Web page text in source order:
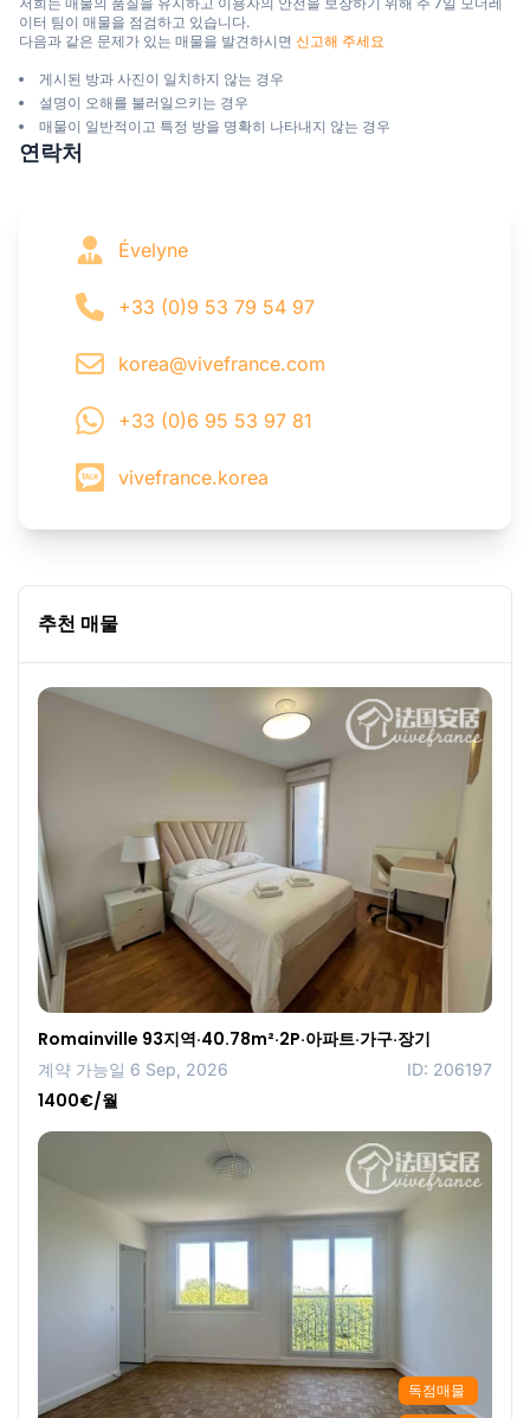
이터 팀이 매물을 점검하고 있습니다.
다음과 같은 문제가 있는 매물을 발견하시면 신고해 주세요
게시된 방과 사진이 일치하지 않는 경우
설명이 오해를 불러일으키는 경우
매물이 일반적이고 특정 방을 명확히 나타내지 않는 경우
연락처
Évelyne
+33 (0)9 53 79 54 97
korea@vivefrance.com
+33 (0)6 95 53 97 81
vivefrance.korea
추천 매물
Romainville 93지역·40.78m²·2P·아파트·가구·장기
계약 가능일 6 Sep, 2026 ID: 206197
1400€/월
독점매물